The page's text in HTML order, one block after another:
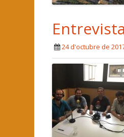
24 d'octubre de